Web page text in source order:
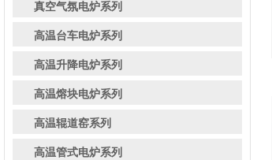
真空气氛电炉系列
高温台车电炉系列
高温升降电炉系列
高温熔块电炉系列
高温辊道窑系列
高温管式电炉系列